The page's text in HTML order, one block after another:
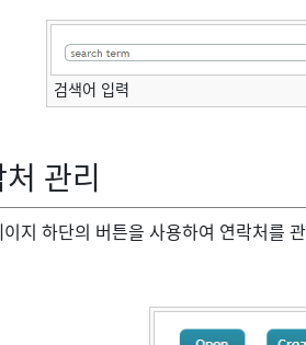
검색어 입력
관리
이지 하단의 버튼을 사용하여 연락처를